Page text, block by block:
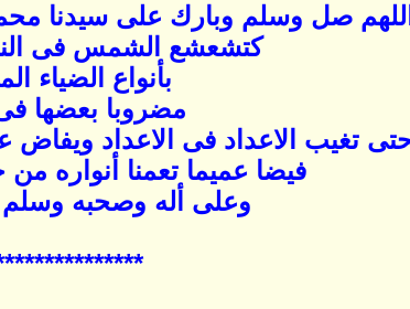
صل وسلم وبارك على سيدنا
كتشعشع الشمس فى
بأنواع الضياء
مضروبا بعضها
تغيب الاعداد فى الاعداد ويفاض
فيضا عميما تعمنا أنواره
وعلى أله وصحبه وسلم